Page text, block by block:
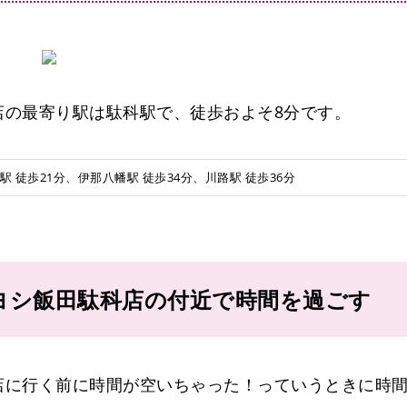
最寄り駅は駄科駅で、徒歩およそ8分です。
徒歩21分、伊那八幡駅 徒歩34分、川路駅 徒歩36分
飯田駄科店の付近で時間を過ごす
行く前に時間が空いちゃった！っていうときに時
ローソン 飯田八幡町店
ファミリーマート飯田鼎名古熊店
ファミリーマート飯田鼎名古熊店